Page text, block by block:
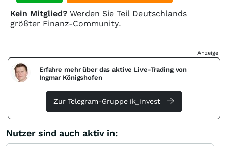
Kein Mitglied? Werden Sie Teil Deutschlands
größter Finanz-Community.
Anzeige
Erfahre mehr über das aktive Live-Trading von
Ingmar Königshofen
Zur Telegram-Gruppe ik_invest
Nutzer sind auch aktiv in: